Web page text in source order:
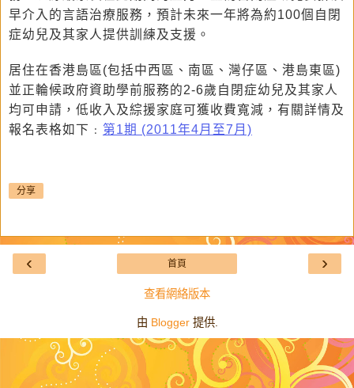
早介入的言語治療服務，預計未來一年將為約100個自閉
症幼兒及其家人提供訓練及支援。
居住在香港島區(包括中西區、南區、灣仔區、港島東區)
並正輪候政府資助學前服務的2-6歲自閉症幼兒及其家人
均可申請，低收入及綜援家庭可獲收費寬減，有關詳情及
報名表格如下﹕ 第1期 (2011年4月至7月)
分享
‹ ›
首頁
查看網絡版本
由 Blogger提供.